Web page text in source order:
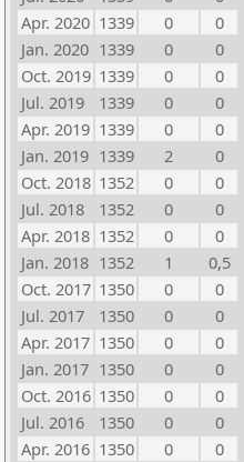
Apr. 2020 1339 0
0
Jan. 2020 1339 0
0
Oct. 2019 1339 0
0
Jul. 2019
1339 0
0
Apr. 2019 1339 0
0
Jan. 2019 1339 2
0
Oct. 2018 1352 0
0
Jul. 2018
1352 0
0
Apr. 2018 1352 0
0
Jan. 2018 1352 1
0,5
Oct. 2017 1350 0
0
Jul. 2017
1350 0
0
Apr. 2017 1350 0
0
Jan. 2017 1350 0
0
Oct. 2016 1350 0
0
Jul. 2016
1350 0
0
Apr. 2016 1350 0
0